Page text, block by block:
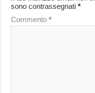
sono contrassegnati*
Commento*